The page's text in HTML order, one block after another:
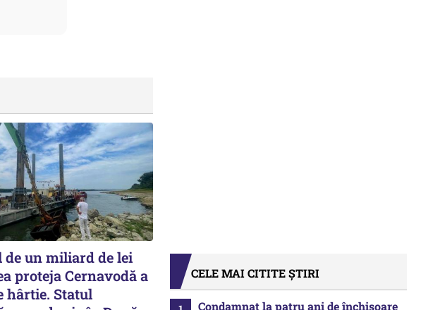
de un miliard de lei
proteja Cernavodă a
hârtie. Statul
CELE MAI CITITE ȘTIRI
Condamnat la patru ani de închisoare